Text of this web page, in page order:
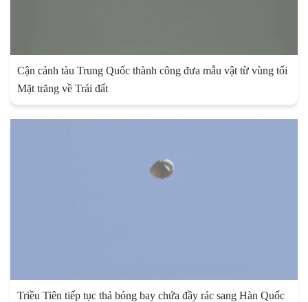
Cận cảnh tàu Trung Quốc thành công đưa mẫu vật từ vùng tối
Mặt trăng về Trái đất
Triều Tiên tiếp tục thả bóng bay chứa đầy rác sang Hàn Quốc